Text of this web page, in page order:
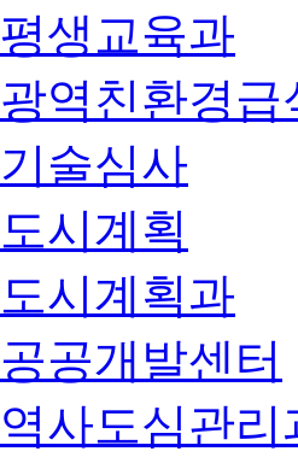
평생교육과
광역친환경
기술심사
도시계획
도시계획과
공공개발센터
역사도심관리